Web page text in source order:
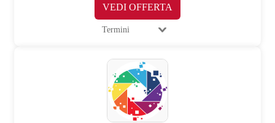
VEDI OFFERTA
Termini